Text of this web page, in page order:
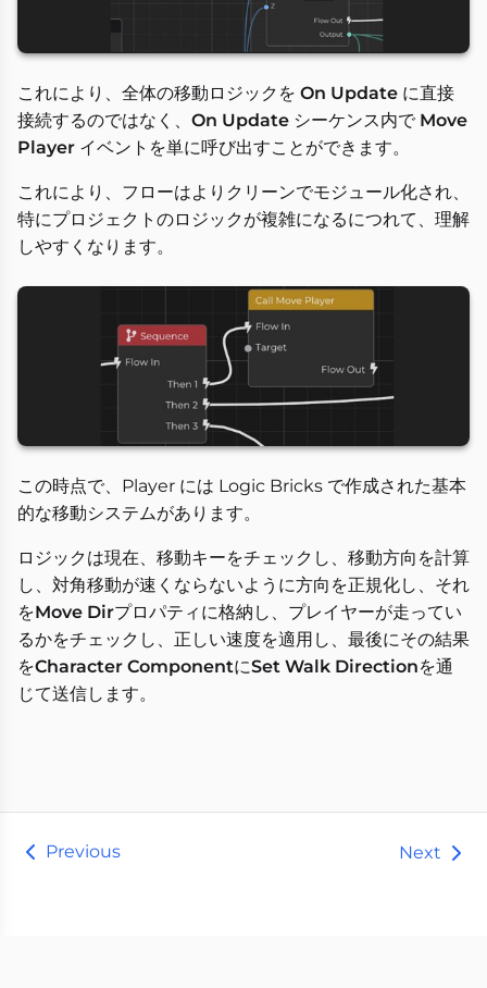
これにより、全体の移動ロジックを On Update に直接
接続するのではなく、 On Update シーケンス内で Move
Player イベントを単に呼び出すことができます。
これにより、フローはよりクリーンでモジュール化され、
特にプロジェクトのロジックが複雑になるにつれて、理解
しやすくなります。
この時点で、Player には Logic Bricks で作成された基本
的な移動システムがあります。
ロジックは現在、移動キーをチェックし、移動方向を計算
し、対角移動が速くならないように方向を正規化し、それ
をMove Dirプロパティに格納し、プレイヤーが走ってい
るかをチェックし、正しい速度を適用し、最後にその結果
をCharacter ComponentにSet Walk Directionを通
じて送信します。
Previous Next